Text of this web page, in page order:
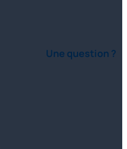
Une question ?